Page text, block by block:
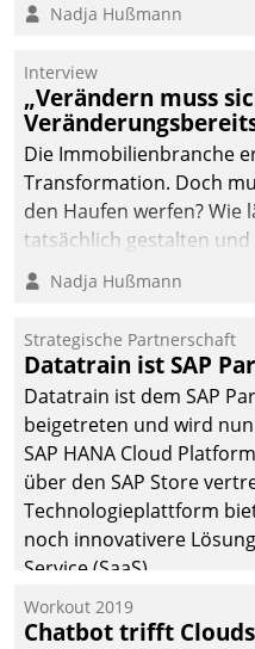
methodisch
Quartier. Dazwischen
zeigte Datatrain, was es
Neues zu bieten hat.
Nadja Hußmann
Interview
„Verändern muss
Die Immobilienbranche
Transformation. Doch
den Haufen werfen? Wie
tatsächlich gestalten und
Argumente zählen wirklich?
Nadja Hußmann
Strategische Partnerschaft
Datatrain ist SAP
Datatrain ist dem SAP
beigetreten und wird
SAP HANA Cloud
über den SAP Store
Technologieplattform
noch innovativere
Service (SaaS).
Workout 2019
Chatbot trifft